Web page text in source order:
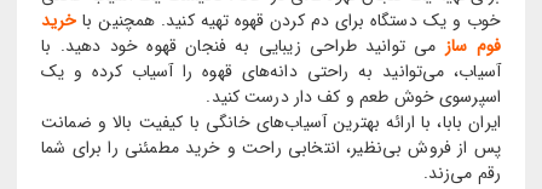
خوب و یک دستگاه برای دم کردن قهوه تهیه کنید. همچنین با خرید
فوم ساز می توانید طراحی زیبایی به فنجان قهوه خود دهید. با
آسیاب، می‌توانید به راحتی دانه‌های قهوه را آسیاب کرده و یک
اسپرسوی خوش طعم و کف دار درست کنید.
ایران بابا، با ارائه بهترین آسیاب‌های خانگی با کیفیت بالا و ضمانت
پس از فروش بی‌نظیر، انتخابی راحت و خرید مطمئنی را برای شما
رقم می‌زند.